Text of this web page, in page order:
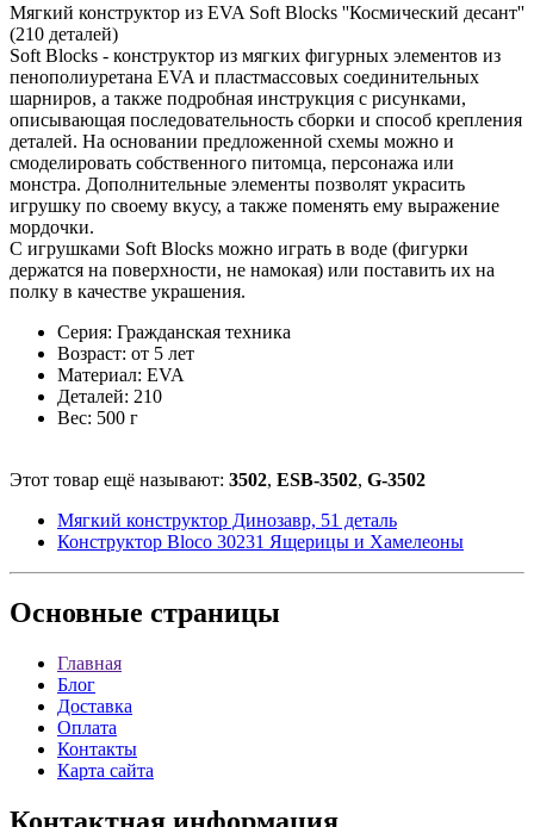
Мягкий конструктор из EVA Soft Blocks ''Космический десант''
(210 деталей)
Soft Blocks - конструктор из мягких фигурных элементов из
пенополиуретана EVA и пластмассовых соединительных
шарниров, а также подробная инструкция с рисунками,
описывающая последовательность сборки и способ крепления
деталей. На основании предложенной схемы можно и
смоделировать собственного питомца, персонажа или
монстра. Дополнительные элементы позволят украсить
игрушку по своему вкусу, а также поменять ему выражение
мордочки.
С игрушками Soft Blocks можно играть в воде (фигурки
держатся на поверхности, не намокая) или поставить их на
полку в качестве украшения.
Серия: Гражданская техника
Возраст: от 5 лет
Материал: EVA
Деталей: 210
Вес: 500 г
Этот товар ещё называют: 3502, ESB-3502, G-3502
Мягкий конструктор Динозавр, 51 деталь
Конструктор Bloco 30231 Ящерицы и Хамелеоны
Основные страницы
Главная
Блог
Доставка
Оплата
Контакты
Карта сайта